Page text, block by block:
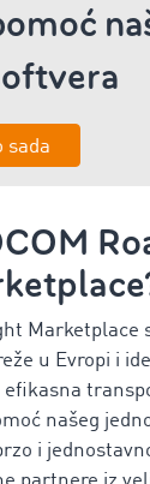
sada
Marketplace
u Evropi i
efikasna
našeg
i